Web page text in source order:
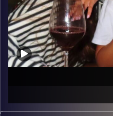
הזמן לשלב הבא בפירמידה-